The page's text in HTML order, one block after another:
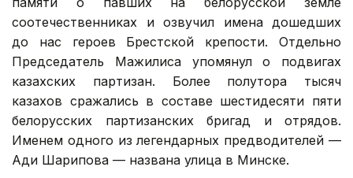
соотечественниках и озвучил имена дошедших
до нас героев Брестской крепости. Отдельно
Председатель Мажилиса упомянул о подвигах
казахских партизан. Более полутора тысяч
казахов сражались в составе шестидесяти пяти
белорусских партизанских бригад и отрядов.
Именем одного из легендарных предводителей —
Ади Шарипова — названа улица в Минске.